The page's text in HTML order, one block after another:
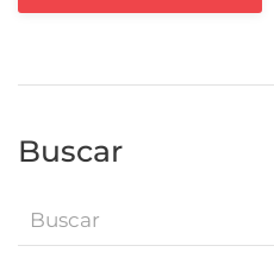
Buscar